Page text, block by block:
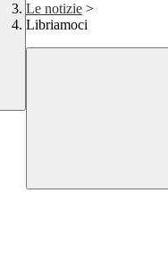
Le notizie >
Libriamoci